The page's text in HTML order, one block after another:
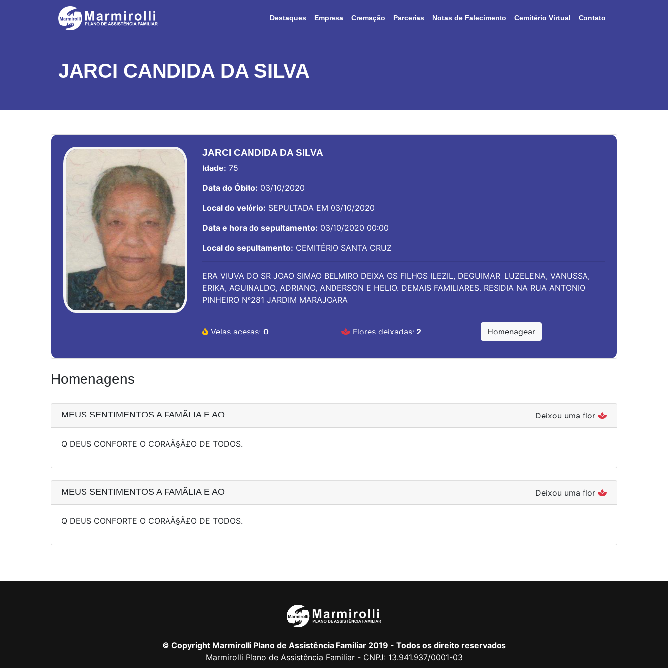
Destaques Empresa Cremação Parcerias Notas de Falecimento Cemitério Virtual Contato
JARCI CANDIDA DA SILVA
JARCI CANDIDA DA SILVA
Idade: 75
Data do Óbito: 03/10/2020
Local do velório: SEPULTADA EM 03/10/2020
Data e hora do sepultamento: 03/10/2020 00:00
Local do sepultamento: CEMITÉRIO SANTA CRUZ
ERA VIUVA DO SR JOAO SIMAO BELMIRO DEIXA OS FILHOS ILEZIL, DEGUIMAR, LUZELENA, VANUSSA,
ERIKA, AGUINALDO, ADRIANO, ANDERSON E HELIO. DEMAIS FAMILIARES. RESIDIA NA RUA ANTONIO
PINHEIRO Nº281 JARDIM MARAJOARA
Velas acesas: 0 Flores deixadas: 2 Homenagear
Homenagens
MEUS SENTIMENTOS A FAMÃ­LIA E AO Deixou uma flor
Q DEUS CONFORTE O CORAÃ§Ã£O DE TODOS.
MEUS SENTIMENTOS A FAMÃ­LIA E AO Deixou uma flor
Q DEUS CONFORTE O CORAÃ§Ã£O DE TODOS.
© Copyright Marmirolli Plano de Assistência Familiar 2019 - Todos os direito reservados
Marmirolli Plano de Assistência Familiar - CNPJ: 13.941.937/0001-03